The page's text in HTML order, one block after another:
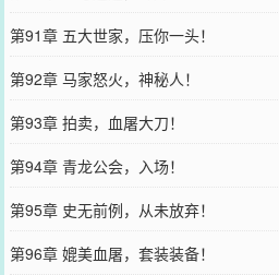
第91章 五大世家，压你一头！
第92章 马家怒火，神秘人！
第93章 拍卖，血屠大刀！
第94章 青龙公会，入场！
第95章 史无前例，从未放弃！
第96章 媲美血屠，套装装备！